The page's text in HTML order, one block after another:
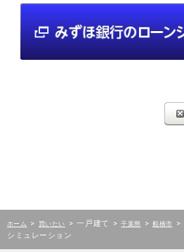
ホーム > 買いたい > 一戸建て > 千葉県 > 船橋市 >
シミュレーション